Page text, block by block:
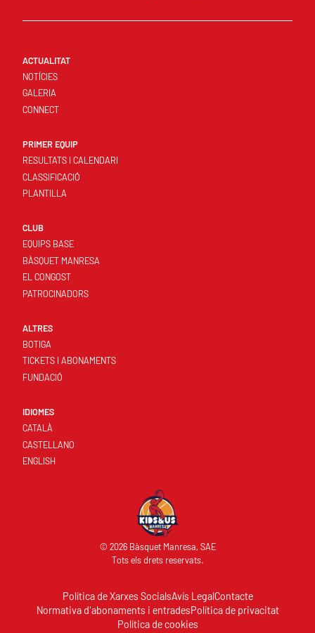
ACTUALITAT
NOTÍCIES
GALERIA
CONNECT
PRIMER EQUIP
RESULTATS I CALENDARI
CLASSIFICACIÓ
PLANTILLA
CLUB
EQUIPS BASE
BÀSQUET MANRESA
EL CONGOST
PATROCINADORS
ALTRES
BOTIGA
TICKETS I ABONAMENTS
FUNDACIÓ
IDIOMES
CATALÀ
CASTELLANO
ENGLISH
© 2026 Bàsquet Manresa, SAE
Tots els drets reservats.
Política de Xarxes SocialsAvís LegalContacte
Normativa d'abonaments i entradesPolítica de privacitat
Política de cookies